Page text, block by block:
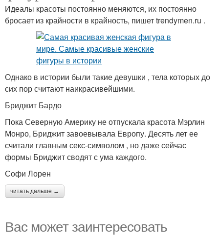
Идеалы красоты постоянно меняются, их постоянно
бросает из крайности в крайность, пишет trendymen.ru .
Однако в истории были такие девушки , тела которых до
сих пор считают наикрасивейшими.
Бриджит Бардо
Пока Северную Америку не отпускала красота Мэрлин
Монро, Бриджит завоевывала Европу. Десять лет ее
считали главным секс-символом , но даже сейчас
формы Бриджит сводят с ума каждого.
Софи Лорен
читать дальше →
Вас может заинтересовать